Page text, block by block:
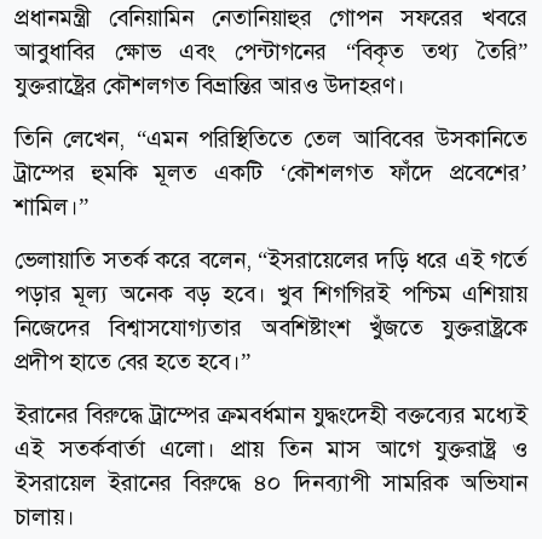
প্রধানমন্ত্রী বেনিয়ামিন নেতানিয়াহুর গোপন সফরের খবরে
আবুধাবির ক্ষোভ এবং পেন্টাগনের “বিকৃত তথ্য তৈরি”
যুক্তরাষ্ট্রের কৌশলগত বিভ্রান্তির আরও উদাহরণ।
তিনি লেখেন, “এমন পরিস্থিতিতে তেল আবিবের উসকানিতে
ট্রাম্পের হুমকি মূলত একটি ‘কৌশলগত ফাঁদে প্রবেশের’
শামিল।”
ভেলায়াতি সতর্ক করে বলেন, “ইসরায়েলের দড়ি ধরে এই গর্তে
পড়ার মূল্য অনেক বড় হবে। খুব শিগগিরই পশ্চিম এশিয়ায়
নিজেদের বিশ্বাসযোগ্যতার অবশিষ্টাংশ খুঁজতে যুক্তরাষ্ট্রকে
প্রদীপ হাতে বের হতে হবে।”
ইরানের বিরুদ্ধে ট্রাম্পের ক্রমবর্ধমান যুদ্ধংদেহী বক্তব্যের মধ্যেই
এই সতর্কবার্তা এলো। প্রায় তিন মাস আগে যুক্তরাষ্ট্র ও
ইসরায়েল ইরানের বিরুদ্ধে ৪০ দিনব্যাপী সামরিক অভিযান
চালায়।